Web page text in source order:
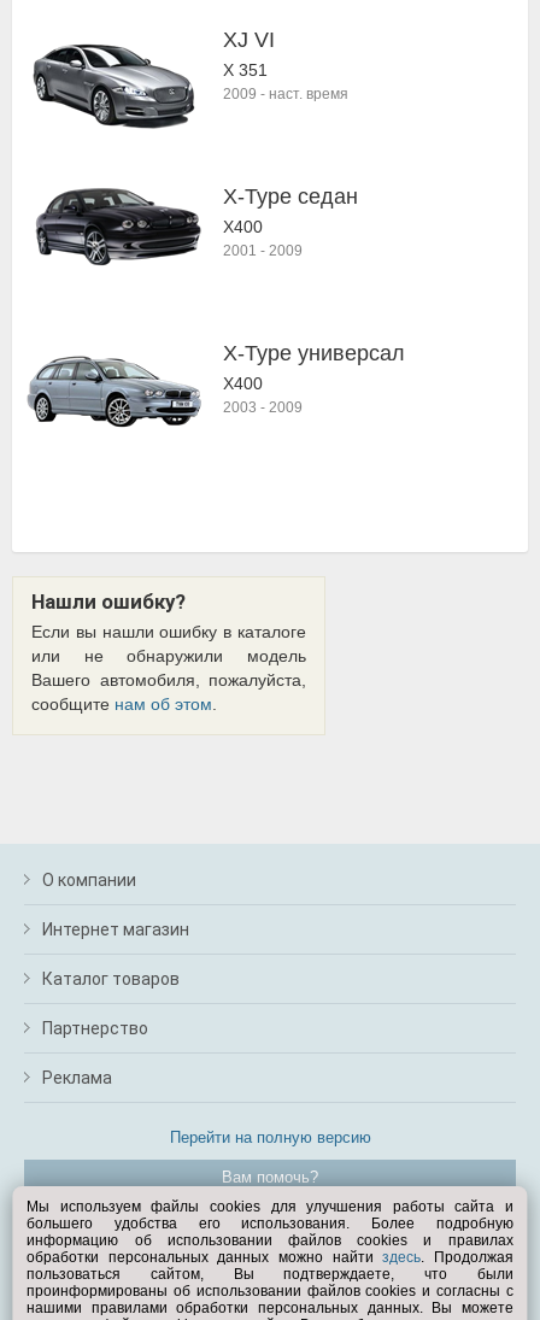
XJ VI
X 351
2009 - наст. время
X-Type седан
X400
2001 - 2009
X-Type универсал
X400
2003 - 2009
Нашли ошибку?
Если вы нашли ошибку в каталоге
или не обнаружили модель
Вашего автомобиля, пожалуйста,
сообщите нам об этом
О компании
Интернет магазин
Каталог товаров
Партнерство
Реклама
Перейти на полную версию
Вам помочь?
© Exist.ru 1998—2026
Мы используем файлы cookies для улучшения работы сайта и
большего удобства его использования. Более подробную
информацию об использовании файлов cookies и правилах
обработки персональных данных можно найтиздесь. Продолжая
пользоваться сайтом, Вы подтверждаете, что были
проинформированы об использовании файлов cookies и согласны с
нашими правилами обработки персональных данных. Вы можете